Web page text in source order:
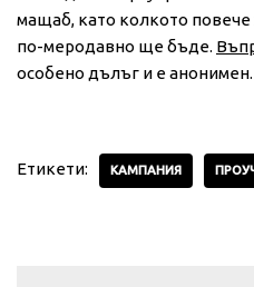
мащаб, като колкото повече
по-меродавно ще бъде.
особено дълъг и е анонимен.
Етикети: КАМПАНИЯ